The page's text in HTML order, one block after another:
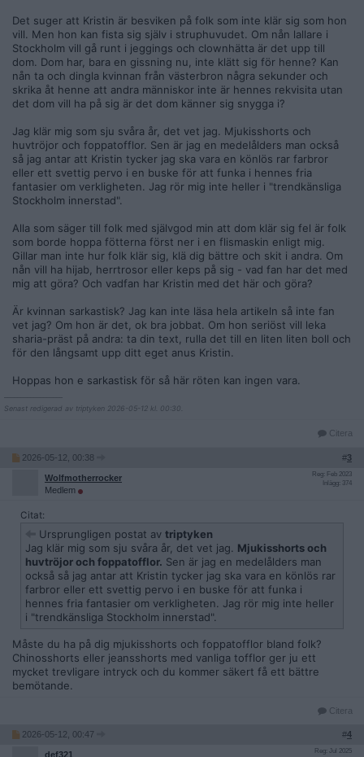
Det suger att Kristin är besviken på folk som inte klär sig som hon
vill. Men hon kan fista sig själv i struphuvudet. Om nån lallare i
Stockholm vill gå runt i jeggings och clownhätta är det upp till
dom. Dom har, bara en gissning nu, inte klätt sig för henne? Kan
nån ta och dingla kvinnan från västerbron några sekunder och
skrika åt henne att andra människor inte är hennes rekvisita utan
det dom vill ha på sig är det dom känner sig snygga i?
Jag klär mig som sju svåra år, det vet jag. Mjukisshorts och
huvtröjor och foppatofflor. Sen är jag en medelålders man också
så jag antar att Kristin tycker jag ska vara en könlös rar farbror
eller ett svettig pervo i en buske för att funka i hennes fria
fantasier om verkligheten. Jag rör mig inte heller i "trendkänsliga
Stockholm innerstad".
Alla som säger till folk med självgod min att dom klär sig fel är folk
som borde hoppa fötterna först ner i en flismaskin enligt mig.
Gillar man inte hur folk klär sig, klä dig bättre och skit i andra. Om
nån vill ha hijab, herrtrosor eller keps på sig - vad fan har det med
mig att göra? Och vadfan har Kristin med det här och göra?
Är kvinnan sarkastisk? Jag kan inte läsa hela artikeln så inte fan
vet jag? Om hon är det, ok bra jobbat. Om hon seriöst vill leka
sharia-präst på andra: ta din text, rulla det till en liten liten boll och
för den långsamt upp ditt eget anus Kristin.
Hoppas hon e sarkastisk för så här röten kan ingen vara.
Senast redigerad av triptyken 2026-05-12 kl. 00:30.
Citera
2026-05-12, 00:38 #3
Wolfmotherrocker
Medlem
Reg: Feb 2023
Inlägg: 374
Citat:
Ursprungligen postat av triptyken
Jag klär mig som sju svåra år, det vet jag. Mjukisshorts och
huvtröjor och foppatofflor. Sen är jag en medelålders man
också så jag antar att Kristin tycker jag ska vara en könlös rar
farbror eller ett svettig pervo i en buske för att funka i
hennes fria fantasier om verkligheten. Jag rör mig inte heller
i "trendkänsliga Stockholm innerstad".
Måste du ha på dig mjukisshorts och foppatofflor bland folk?
Chinosshorts eller jeansshorts med vanliga tofflor ger ju ett
mycket trevligare intryck och du kommer säkert få ett bättre
bemötande.
Citera
2026-05-12, 00:47 #4
def321
Reg: Jul 2025